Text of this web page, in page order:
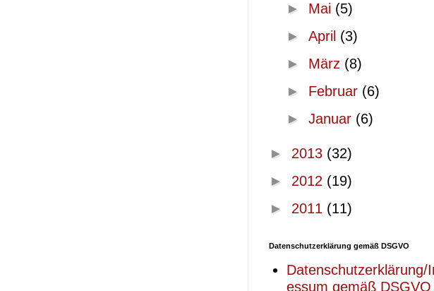
► Mai (5)
► April (3)
► März (8)
► Februar (6)
► Januar (6)
► 2013 (32)
► 2012 (19)
► 2011 (11)
Datenschutzerklärung gemäß DSGVO
Datenschutzerklärung/
essum gemäß DSGVO